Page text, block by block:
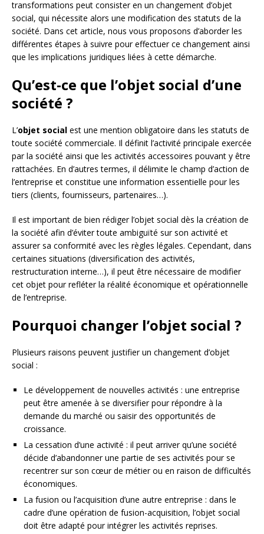
transformations peut consister en un changement d’objet
social, qui nécessite alors une modification des statuts de la
société. Dans cet article, nous vous proposons d’aborder les
différentes étapes à suivre pour effectuer ce changement ainsi
que les implications juridiques liées à cette démarche.
Qu’est-ce que l’objet social d’une
société ?
L’objet social est une mention obligatoire dans les statuts de
toute société commerciale. Il définit l’activité principale exercée
par la société ainsi que les activités accessoires pouvant y être
rattachées. En d’autres termes, il délimite le champ d’action de
l’entreprise et constitue une information essentielle pour les
tiers (clients, fournisseurs, partenaires…).
Il est important de bien rédiger l’objet social dès la création de
la société afin d’éviter toute ambiguïté sur son activité et
assurer sa conformité avec les règles légales. Cependant, dans
certaines situations (diversification des activités,
restructuration interne…), il peut être nécessaire de modifier
cet objet pour refléter la réalité économique et opérationnelle
de l’entreprise.
Pourquoi changer l’objet social ?
Plusieurs raisons peuvent justifier un changement d’objet
social :
Le développement de nouvelles activités : une entreprise
peut être amenée à se diversifier pour répondre à la
demande du marché ou saisir des opportunités de
croissance.
La cessation d’une activité : il peut arriver qu’une société
décide d’abandonner une partie de ses activités pour se
recentrer sur son cœur de métier ou en raison de difficultés
économiques.
La fusion ou l’acquisition d’une autre entreprise : dans le
cadre d’une opération de fusion-acquisition, l’objet social
doit être adapté pour intégrer les activités reprises.